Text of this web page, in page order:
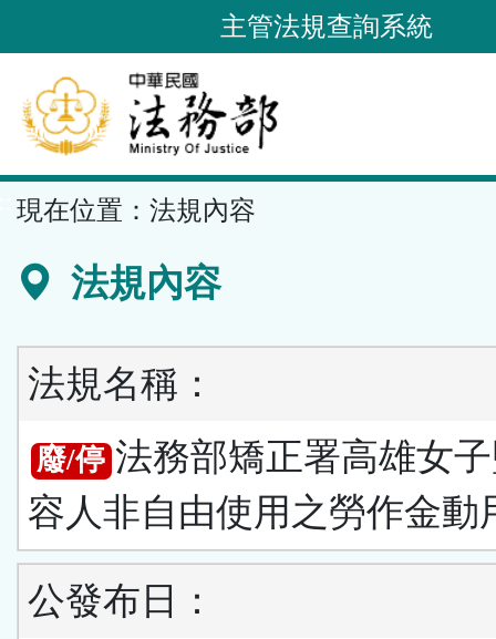
到
要
內
容
區
主管法規查詢系統
現在位置： 法規內容
法規內容
法規名稱：
廢/停 法務部矯正署高雄女
容人非自由使用之勞作金動
公發布日：